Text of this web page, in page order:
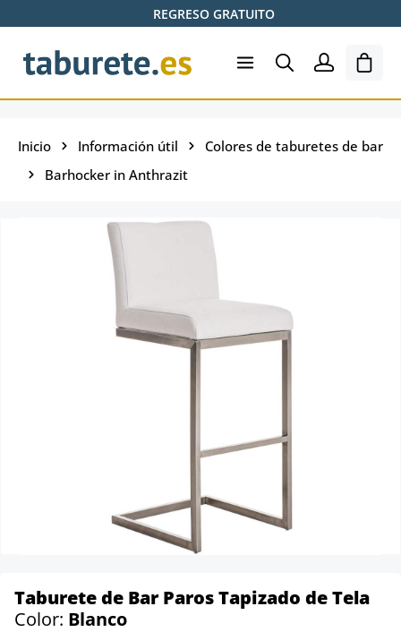
Saltar al contenido principalREGRESO GRATUITO
El
Inicio Información útil
Colores de taburetes de bar
Barhocker in Anthrazit
Taburete de Bar Paros Tapizado de Tela
Color: Blanco